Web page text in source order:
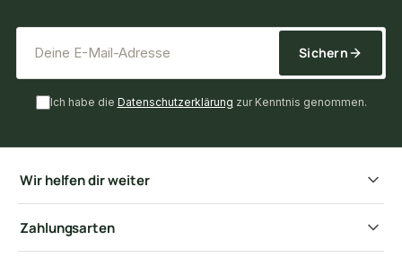
Sichern
Ich habe die Datenschutzerklärung zur Kenntnis genommen.
Wir helfen dir weiter
Zahlungsarten